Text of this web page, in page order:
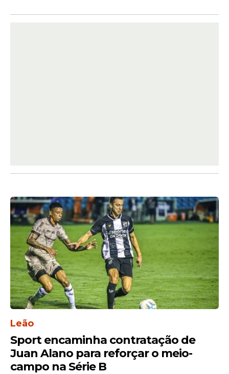
Leão
Sport encaminha contratação de
Juan Alano para reforçar o meio-
campo na Série B